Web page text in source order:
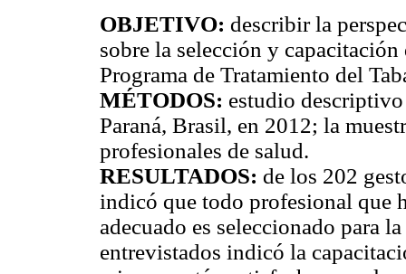
OBJETIVO: describir la
sobre la selección y
Programa de Tratamiento del
MÉTODOS: estudio descriptivo
Paraná, Brasil, en 2012; la
profesionales de salud.
RESULTADOS: de los 202
indicó que todo profesional que
adecuado es seleccionado para
entrevistados indicó la